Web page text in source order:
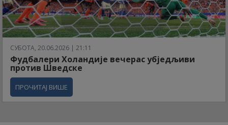
СУБОТА, 20.06.2026 | 21:11
Фудбалери Холандије вечерас убједљиви
против Шведске
ПРОЧИТАЈ ВИШЕ